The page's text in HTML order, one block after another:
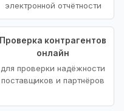
электронной отчётности
Проверка контрагентов
онлайн
для проверки надёжности
поставщиков и партнёров